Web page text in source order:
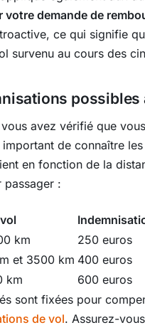
votre demande de
ce qui signifie
survenu au cours des
possibles
avez vérifié que
de connaître
en fonction de la
passager :
km
250 euros
et 3500 km 400 euros
km
600 euros
sont fixées pour
de vol. Assurez-